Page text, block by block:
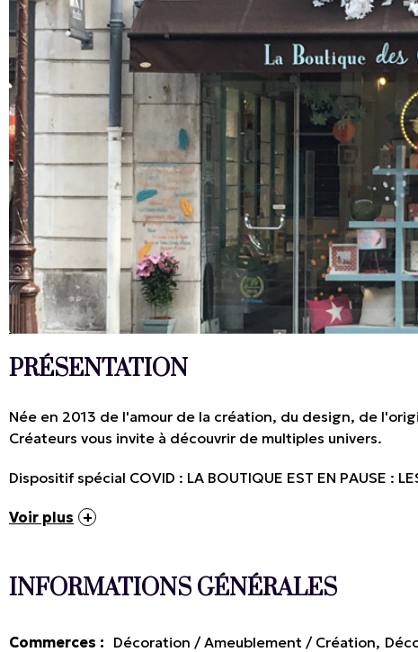
PRÉSENTATION
Née en 2013 de l'amour de la création, du design, de
Créateurs vous invite à découvrir de multiples univers.
Dispositif spécial COVID : LA BOUTIQUE EST EN PAUSE :
Voir plus
INFORMATIONS GÉNÉRALES
Commerces : Décoration / Ameublement / Création